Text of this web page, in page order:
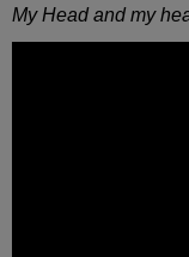
My Head and my